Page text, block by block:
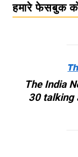
हमारे फेसबुक
The India
30 talking